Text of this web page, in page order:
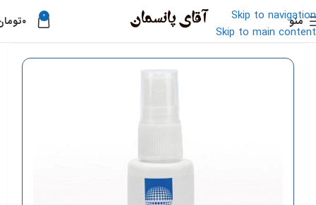
Skip to navigation
Skip to main content
منو 0 ۰
خانه» فروشگاه»محلول ضدعفونی کننده رواهیل سپت